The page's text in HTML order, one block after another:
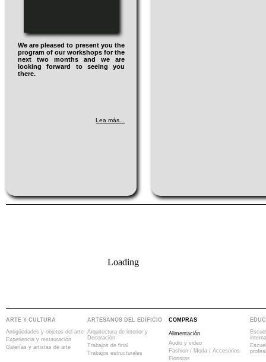
We are pleased to present you the
program of our workshops for the
next two months and we are
looking forward to seeing you
there.
Lea más...
Loading
ARTE Y CULTURA
Antigüedades y objetos del arte
Experiencia y restauración
Galerías y artistas de arte
ARTESANOS DEL EDIFICIO
Arquitectura de interior y
Decoración
Trabajos de final
Trabajos estructurales
COMPRAS
Alimentación
Audio y video
Fashion / Moda / Accesorios
Floristas